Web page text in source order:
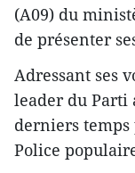
(A09) du
de présenter
Adressant ses
leader du Parti
derniers temps
Police